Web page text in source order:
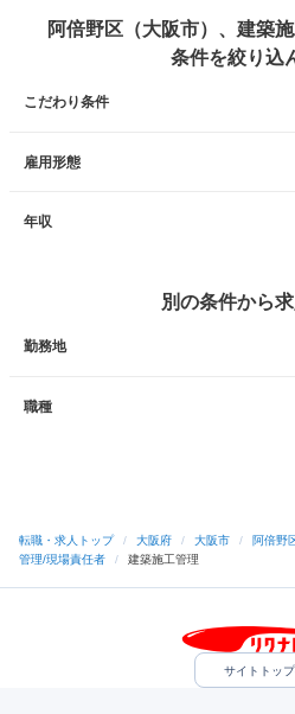
阿倍野区（大阪市）、建築
条件を絞り込
こだわり条件
雇用形態
年収
別の条件から
勤務地
職種
転職・求人トップ / 大阪府 / 大阪市 / 阿倍野
管理/現場責任者
/ 建築施工管理
サイトトッ